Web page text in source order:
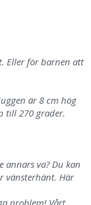
Eller för barnen att
är 8 cm hög
till 270 grader.
annars va? Du kan
vänsterhänt. Här
problem! Vårt